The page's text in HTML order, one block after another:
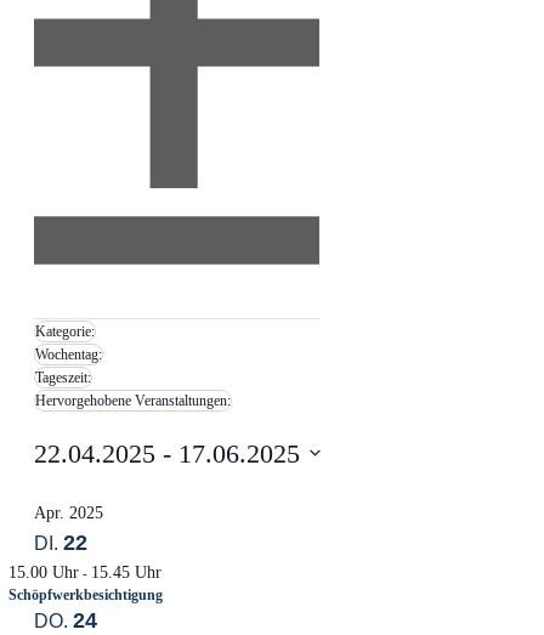
entfernen
Veranstaltungen
Filter
schließen
Kategorie:
Filter
Wochentag:
entfernen
Tageszeit:
Filter
entfernen
Hervorgehobene Veranstaltungen:
entfernen
22.04.2025 - 17.06.2025
auswählen.
Apr. 2025
DI. 22
15.00 Uhr- 15.45 Uhr
Schöpfwerkbesichtigung
DO. 24